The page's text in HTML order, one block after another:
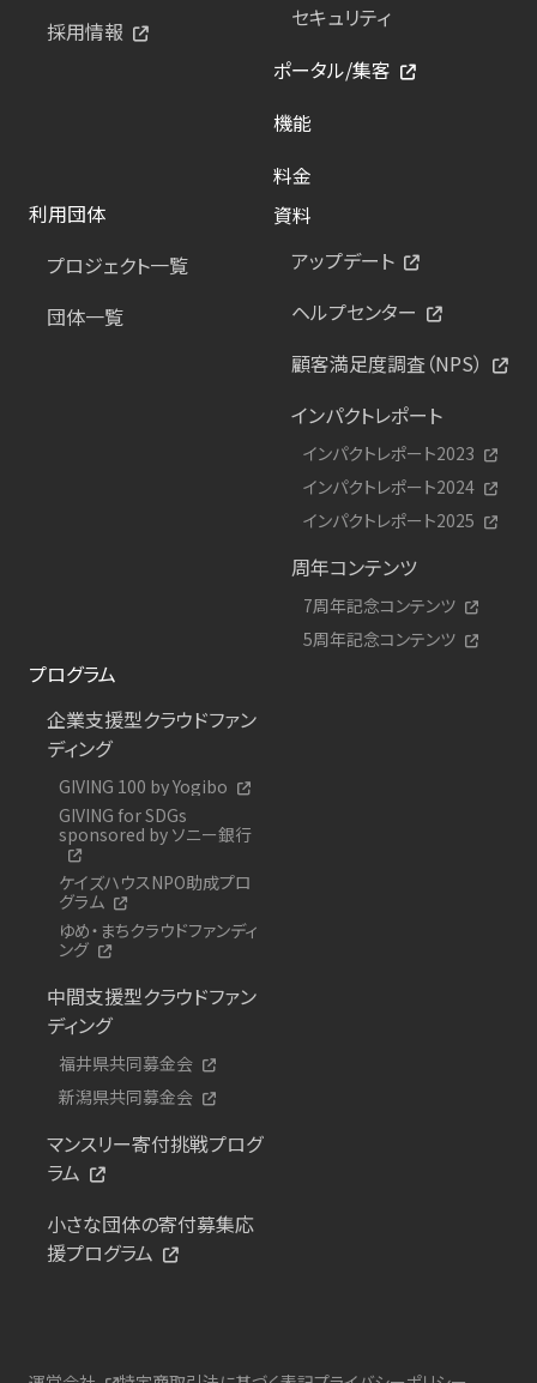
採用情報
セキュリティ
ポータル/集客
機能
料金
利用団体
プロジェクト一覧
団体一覧
資料
アップデート
ヘルプセンター
顧客満足度調査（NPS）
インパクトレポート
インパクトレポート2023
インパクトレポート2024
インパクトレポート2025
周年コンテンツ
7周年記念コンテンツ
5周年記念コンテンツ
プログラム
企業支援型クラウドファン
ディング
GIVING 100 by Yogibo
GIVING for SDGs
sponsored by ソニー銀行
ケイズハウスNPO助成プロ
グラム
ゆめ・まちクラウドファンディ
ング
中間支援型クラウドファン
ディング
福井県共同募金会
新潟県共同募金会
マンスリー寄付挑戦プログ
ラム
小さな団体の寄付募集応
援プログラム